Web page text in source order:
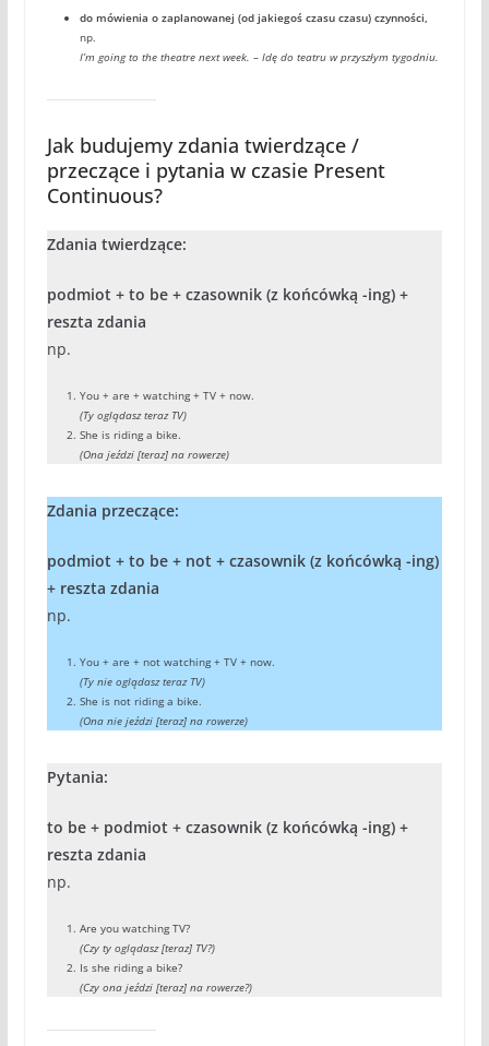
do mówienia o zaplanowanej (od jakiegoś czasu czasu) czynności,
np.
I’m going to the theatre next week. – Idę do teatru w przyszłym tygodniu.
Jak budujemy zdania twierdzące /
przeczące i pytania w czasie Present
Continuous?
Zdania twierdzące:
podmiot + to be + czasownik (z końcówką -ing) +
reszta zdania
np.
You + are + watching + TV + now.
(Ty oglądasz teraz TV)
She is riding a bike.
(Ona jeździ [teraz] na rowerze)
Zdania przeczące:
podmiot + to be + not + czasownik (z końcówką -ing)
+ reszta zdania
np.
You + are + not watching + TV + now.
(Ty nie oglądasz teraz TV)
She is not riding a bike.
(Ona nie jeździ [teraz] na rowerze)
Pytania:
to be + podmiot + czasownik (z końcówką -ing) +
reszta zdania
np.
Are you watching TV?
(Czy ty oglądasz [teraz] TV?)
Is she riding a bike?
(Czy ona jeździ [teraz] na rowerze?)